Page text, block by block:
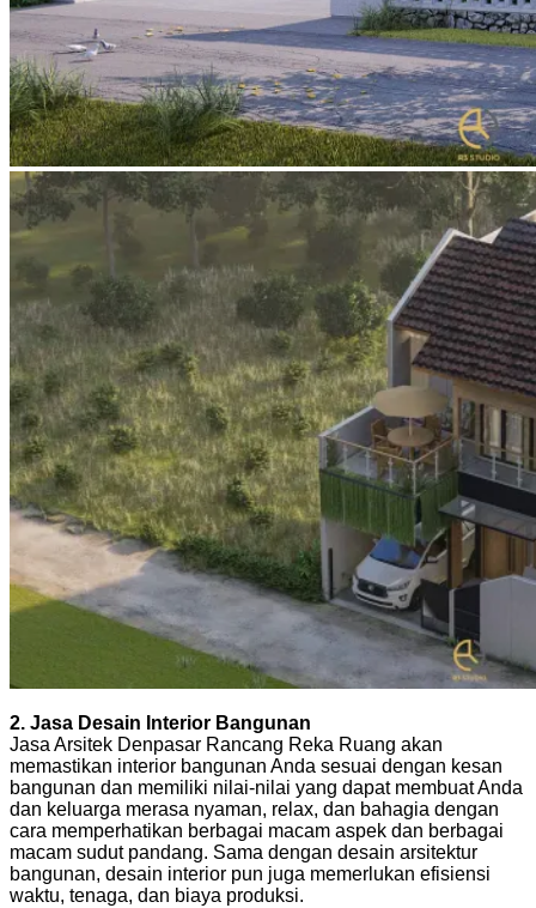
2. Jasa Desain Interior Bangunan
Jasa Arsitek Denpasar Rancang Reka Ruang akan
memastikan interior bangunan Anda sesuai dengan kesan
bangunan dan memiliki nilai-nilai yang dapat membuat Anda
dan keluarga merasa nyaman, relax, dan bahagia dengan
cara memperhatikan berbagai macam aspek dan berbagai
macam sudut pandang. Sama dengan desain arsitektur
bangunan, desain interior pun juga memerlukan efisiensi
waktu, tenaga, dan biaya produksi.